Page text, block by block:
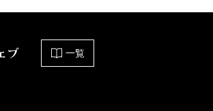
ブ 一覧